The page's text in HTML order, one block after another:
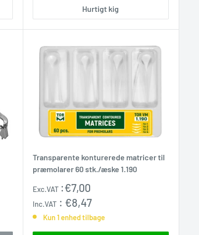
Hurtigt kig
Transparente konturerede matricer til
præmolarer 60 stk./æske 1.190
Udsalgspris
Exc.VAT :€7,00
Inc.VAT : €8,47
Kun 1 enhed tilbage